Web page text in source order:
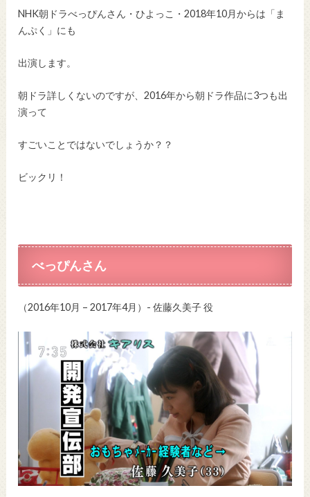
NHK朝ドラべっぴんさん・ひよっこ・2018年10月からは「ま
んぷく」にも
出演します。
朝ドラ詳しくないのですが、2016年から朝ドラ作品に3つも出
演って
すごいことではないでしょうか？？
ビックリ！
べっぴんさん
（2016年10月 – 2017年4月）- 佐藤久美子 役